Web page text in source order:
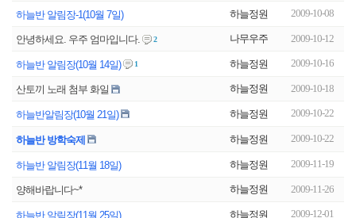
하늘반 알림장-1(10월 7일) 하늘정원 2009-10-08
안녕하세요. 우주 엄마입니다. 2 나무우주 2009-10-12
하늘반 알림장(10월 14일) 1 하늘정원 2009-10-16
산토끼 노래 첨부 화일 하늘정원 2009-10-18
하늘반알림장(10월 21일) 하늘정원 2009-10-22
하늘반 방학숙제 하늘정원 2009-10-22
하늘반 알림장(11월 18일) 하늘정원 2009-11-19
양해바랍니다~* 하늘정원 2009-11-26
하늘반 알림장(11월 25일) 하늘정원 2009-12-01